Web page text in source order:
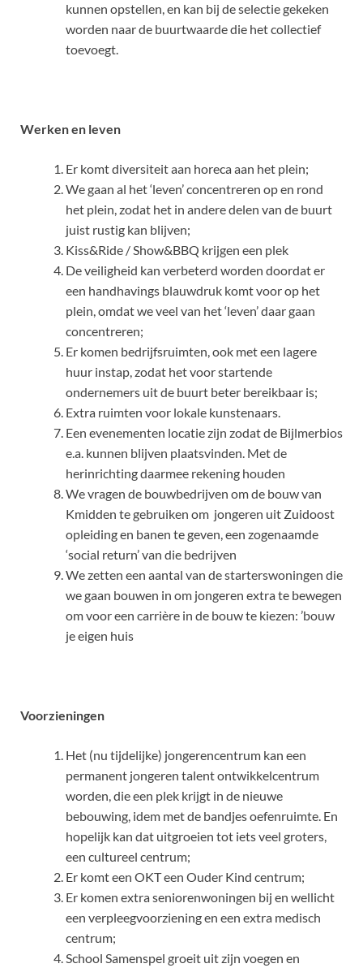
kunnen opstellen, en kan bij de selectie gekeken
worden naar de buurtwaarde die het collectief
toevoegt.
Werken en leven
Er komt diversiteit aan horeca aan het plein;
We gaan al het ‘leven’ concentreren op en rond
het plein, zodat het in andere delen van de buurt
juist rustig kan blijven;
Kiss&Ride / Show&BBQ krijgen een plek
De veiligheid kan verbeterd worden doordat er
een handhavings blauwdruk komt voor op het
plein, omdat we veel van het ‘leven’ daar gaan
concentreren;
Er komen bedrijfsruimten, ook met een lagere
huur instap, zodat het voor startende
ondernemers uit de buurt beter bereikbaar is;
Extra ruimten voor lokale kunstenaars.
Een evenementen locatie zijn zodat de Bijlmerbios
e.a. kunnen blijven plaatsvinden. Met de
herinrichting daarmee rekening houden
We vragen de bouwbedrijven om de bouw van
Kmidden te gebruiken om jongeren uit Zuidoost
opleiding en banen te geven, een zogenaamde
‘social return’ van die bedrijven
We zetten een aantal van de starterswoningen die
we gaan bouwen in om jongeren extra te bewegen
om voor een carrière in de bouw te kiezen: ’bouw
je eigen huis
Voorzieningen
Het (nu tijdelijke) jongerencentrum kan een
permanent jongeren talent ontwikkelcentrum
worden, die een plek krijgt in de nieuwe
bebouwing, idem met de bandjes oefenruimte. En
hopelijk kan dat uitgroeien tot iets veel groters,
een cultureel centrum;
Er komt een OKT een Ouder Kind centrum;
Er komen extra seniorenwoningen bij en wellicht
een verpleegvoorziening en een extra medisch
centrum;
School Samenspel groeit uit zijn voegen en